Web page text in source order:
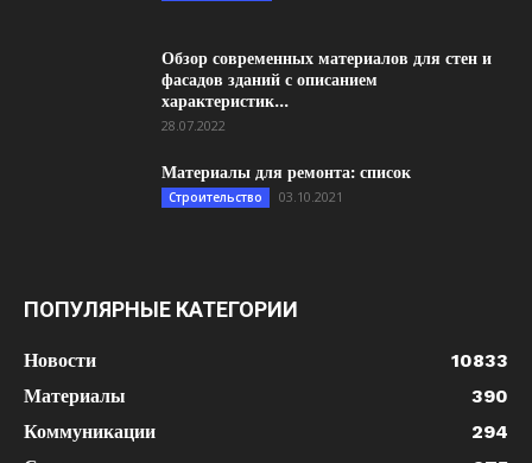
Обзор современных материалов для стен и
фасадов зданий с описанием
характеристик...
28.07.2022
Материалы для ремонта: список
Строительство 03.10.2021
ПОПУЛЯРНЫЕ КАТЕГОРИИ
Новости
10833
Материалы
390
Коммуникации
294